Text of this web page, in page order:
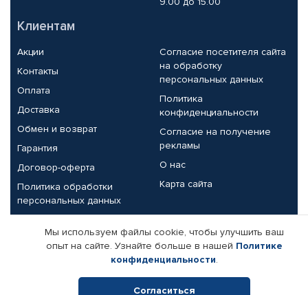
Клиентам
Акции
Контакты
Оплата
Доставка
Обмен и возврат
Гарантия
Договор-оферта
Политика обработки
персональных данных
Согласие посетителя сайта
на обработку
персональных данных
Политика
конфиденциальности
Согласие на получение
рекламы
О нас
Карта сайта
Партнерам
Корпоративным клиентам
Поставщикам
Реквизиты компании
Мы используем файлы cookie, чтобы улучшить ваш
опыт на сайте. Узнайте больше в нашей Политике
конфиденциальности.
Согласиться